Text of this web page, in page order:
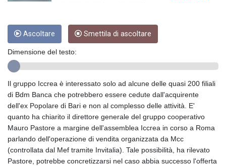
ETB 186.48005
FJD 2.554253
GEL 3.021621
GGP 0.858821
GHS 13.558658
GIP 0.858821
GMD 85.507793
GNF
10147.737864
GTQ 8.815354
GYD 241.718112
Ascoltare Smettila di ascoltare
Dimensione del testo:
Il gruppo Iccrea è interessato solo ad alcune delle quasi 200 filiali
di Bdm Banca che potrebbero essere cedute dall'acquirente
dell'ex Popolare di Bari e non al complesso delle attività. E'
quanto ha chiarito il direttore generale del gruppo cooperativo
Mauro Pastore a margine dell'assemblea Iccrea in corso a Roma
parlando dell'operazione di vendita organizzata da Mcc
(controllata dal Mef tramite Invitalia). Tale possibilità, ha rilevato
Pastore, potrebbe concretizzarsi nel caso abbia successo l'offerta